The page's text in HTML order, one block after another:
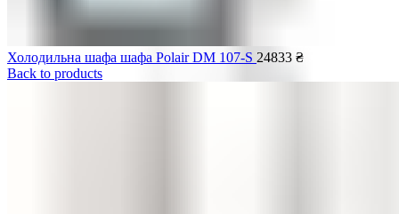
Холодильна шафа шафа Polair DM 107-S 24833 ₴
Back to products